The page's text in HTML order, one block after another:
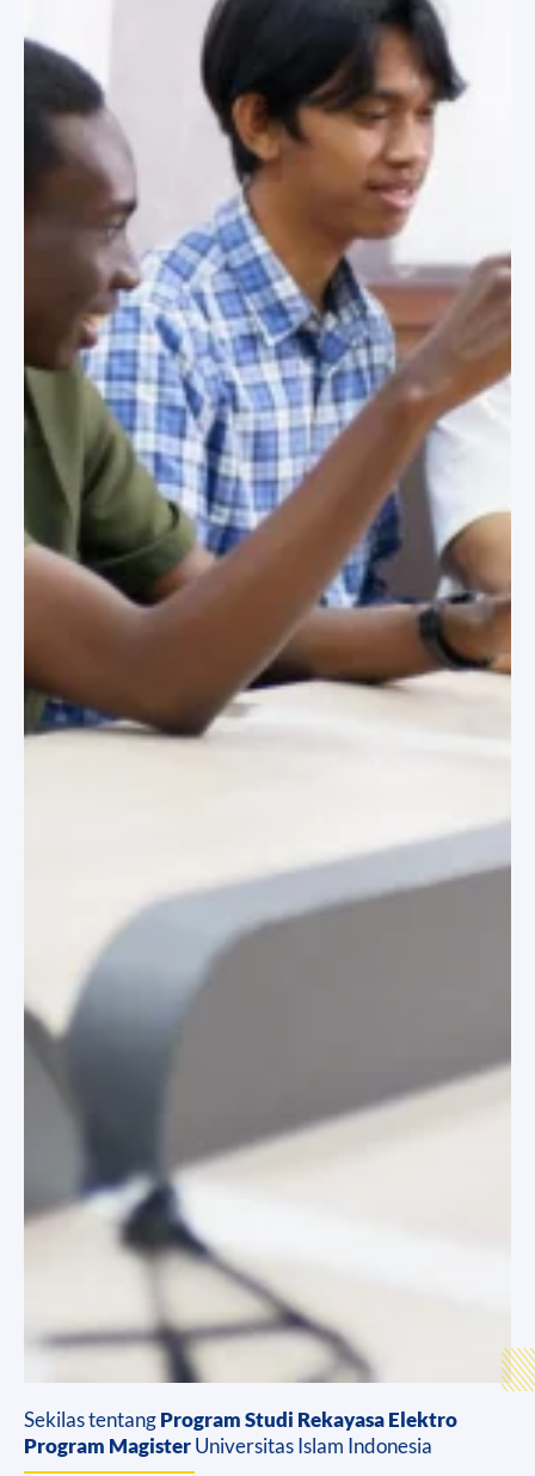
Sekilas tentangProgram Studi Rekayasa Elektro
Program MagisterUniversitas Islam Indonesia